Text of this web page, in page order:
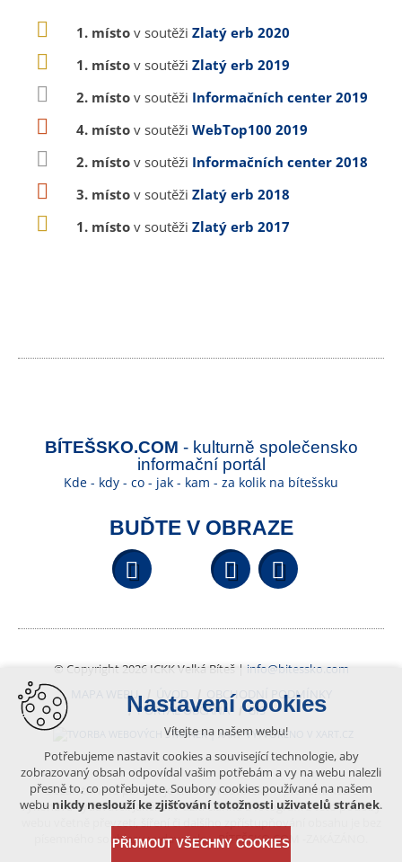
1. místo v soutěži Zlatý erb 2020
1. místo v soutěži Zlatý erb 2019
2. místo v soutěži Informačních center 2019
4. místo v soutěži WebTop100 2019
2. místo v soutěži Informačních center 2018
3. místo v soutěži Zlatý erb 2018
1. místo v soutěži Zlatý erb 2017
BÍTEŠSKO.COM - kulturně společensko
informační portál
Kde - kdy - co - jak - kam - za kolik na bítešsku
BUĎTE V OBRAZE
Facebook YouTube
© Copyright 2026 ICKK Velká Bíteš | info@bitessko.com
MAPA WEBU
ÚVOD
OBCHODNÍ PODMÍNKY
PORTÁL OBČANA
GIS
VYTVOŘENO V XART.CZ
Obsah tohoto portálu je chráněn autorským právem, které
vykonává vydavatel. Jakékoliv užití článků a fotografií z této podoby
písemného souhlasu vydavatele – BÍTEŠSKO.COM -ZAKÁZÁNO.
Nastavení cookies
Vítejte na našem webu!
Potřebujeme nastavit cookies a související technologie, aby
zobrazovaný obsah odpovídal vašim potřebám a vy na webu nalezli
přesně to, co potřebujete. Soubory cookies používané na našem
webu nikdy neslouží ke zjišťování totožnosti uživatelů stránek.
PŘIJMOUT VŠECHNY COOKIES